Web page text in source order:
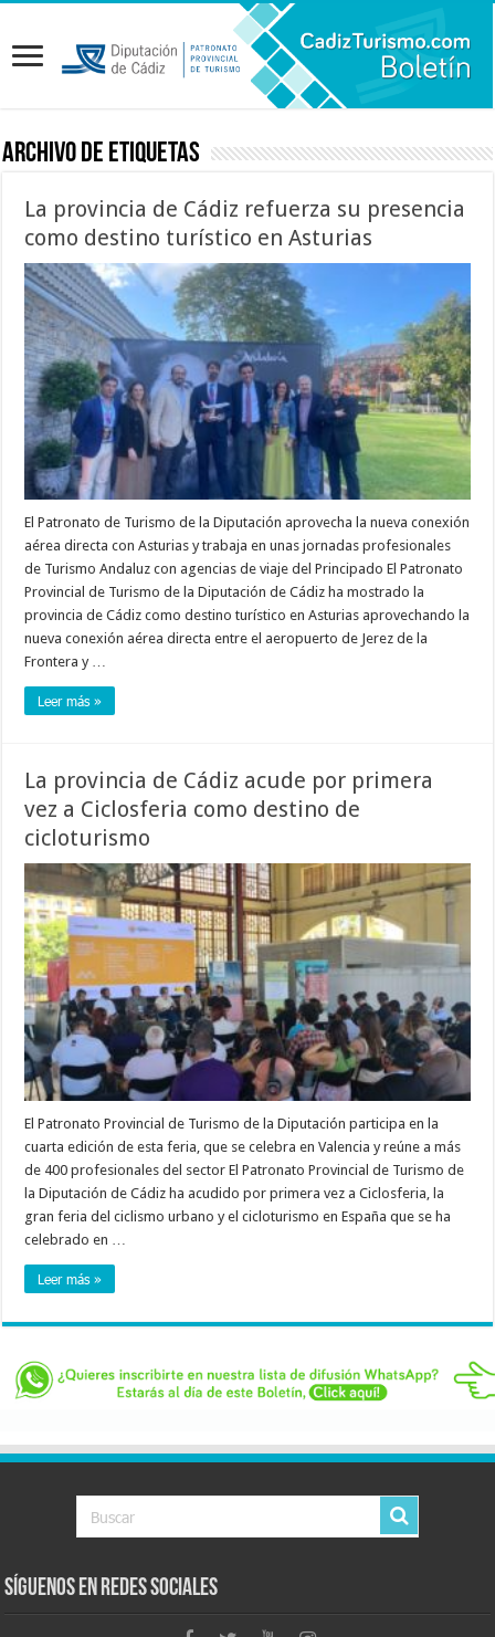
Archivo de etiquetas
La provincia de Cádiz refuerza su presencia
como destino turístico en Asturias
El Patronato de Turismo de la Diputación aprovecha la nueva conexión
aérea directa con Asturias y trabaja en unas jornadas profesionales
de Turismo Andaluz con agencias de viaje del Principado El Patronato
Provincial de Turismo de la Diputación de Cádiz ha mostrado la
provincia de Cádiz como destino turístico en Asturias aprovechando la
nueva conexión aérea directa entre el aeropuerto de Jerez de la
Frontera y …
Leer más »
La provincia de Cádiz acude por primera
vez a Ciclosferia como destino de
cicloturismo
El Patronato Provincial de Turismo de la Diputación participa en la
cuarta edición de esta feria, que se celebra en Valencia y reúne a más
de 400 profesionales del sector El Patronato Provincial de Turismo de
la Diputación de Cádiz ha acudido por primera vez a Ciclosferia, la
gran feria del ciclismo urbano y el cicloturismo en España que se ha
celebrado en …
Leer más »
Síguenos en Redes Sociales